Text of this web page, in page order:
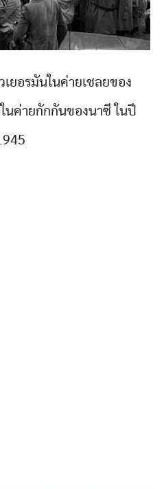
ยอรมันในค่ายเชลยของ
นค่ายกักกันของนาซี ในปี